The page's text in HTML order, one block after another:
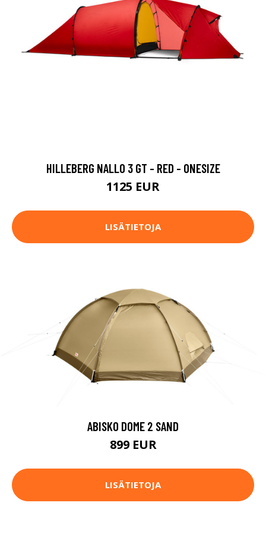
HILLEBERG NALLO 3 GT - RED - ONESIZE
1125 EUR
LISÄTIETOJA
ABISKO DOME 2 SAND
899 EUR
LISÄTIETOJA